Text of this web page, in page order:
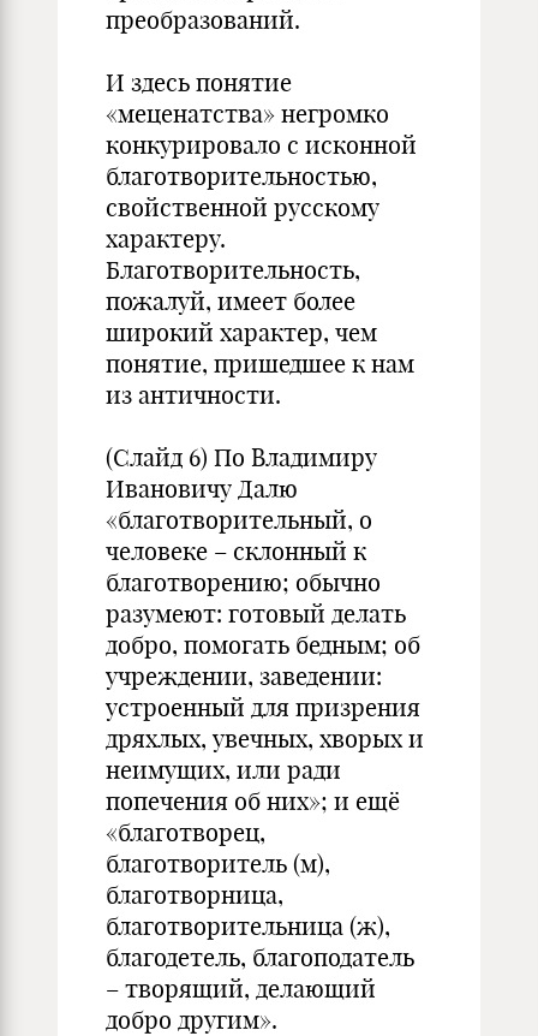
преобразований.
И здесь понятие
«меценатства» негромко
конкурировало с исконной
благотворительностью,
свойственной русскому
характеру.
Благотворительность,
пожалуй, имеет более
широкий характер, чем
понятие, пришедшее к нам
из античности.
(Слайд 6) По Владимиру
Ивановичу Далю
«благотворительный, о
человеке – склонный к
благотворению; обычно
разумеют: готовый делать
добро, помогать бедным; об
учреждении, заведении:
устроенный для призрения
дряхлых, увечных, хворых и
неимущих, или ради
попечения об них»; и ещё
«благотворец,
благотворитель (м),
благотворница,
благотворительница (ж),
благодетель, благоподатель
– творящий, делающий
добро другим».